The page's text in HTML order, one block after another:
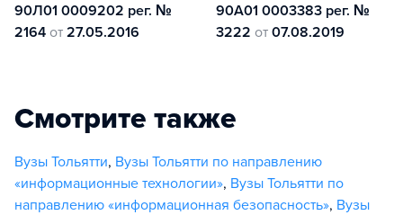
90Л01 0009202 рег. №
2164 от 27.05.2016
90А01 0003383 рег. №
3222 от 07.08.2019
Смотрите также
Вузы Тольятти, Вузы Тольятти по направлению
«информационные технологии», Вузы Тольятти по
направлению «информационная безопасность», Вузы